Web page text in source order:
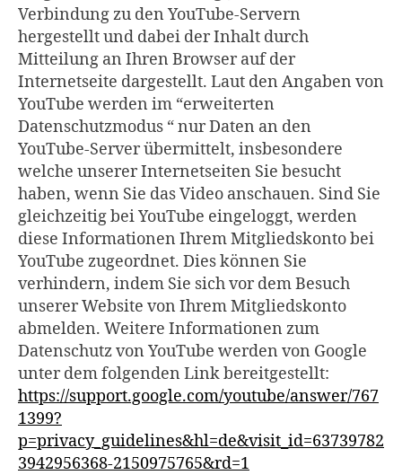
Verbindung zu den YouTube-Servern
hergestellt und dabei der Inhalt durch
Mitteilung an Ihren Browser auf der
Internetseite dargestellt. Laut den Angaben von
YouTube werden im “erweiterten
Datenschutzmodus “ nur Daten an den
YouTube-Server übermittelt, insbesondere
welche unserer Internetseiten Sie besucht
haben, wenn Sie das Video anschauen. Sind Sie
gleichzeitig bei YouTube eingeloggt, werden
diese Informationen Ihrem Mitgliedskonto bei
YouTube zugeordnet. Dies können Sie
verhindern, indem Sie sich vor dem Besuch
unserer Website von Ihrem Mitgliedskonto
abmelden. Weitere Informationen zum
Datenschutz von YouTube werden von Google
unter dem folgenden Link bereitgestellt:
https://support.google.com/youtube/answer/767
1399?
p=privacy_guidelines&hl=de&visit_id=63739782
3942956368-2150975765&rd=1